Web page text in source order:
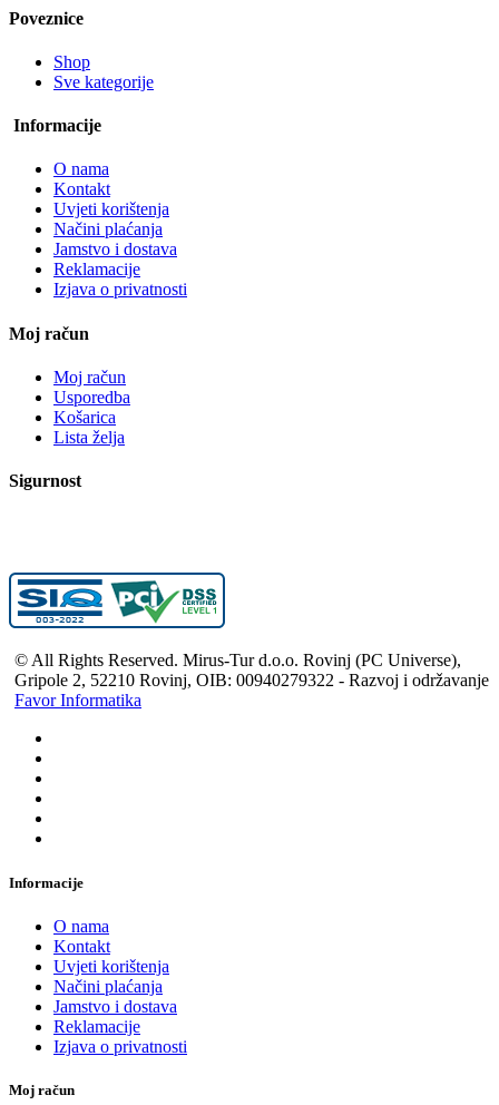
Poveznice
Shop
Sve kategorije
Informacije
O nama
Kontakt
Uvjeti korištenja
Načini plaćanja
Jamstvo i dostava
Reklamacije
Izjava o privatnosti
Moj račun
Moj račun
Usporedba
Košarica
Lista želja
Sigurnost
© All Rights Reserved. Mirus-Tur d.o.o. Rovinj (PC Universe),
Gripole 2, 52210 Rovinj, OIB: 00940279322 - Razvoj i održavanje
Favor Informatika
Informacije
O nama
Kontakt
Uvjeti korištenja
Načini plaćanja
Jamstvo i dostava
Reklamacije
Izjava o privatnosti
Moj račun